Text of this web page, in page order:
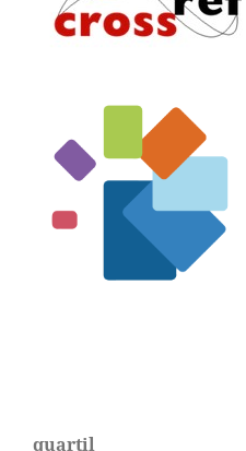
quartil